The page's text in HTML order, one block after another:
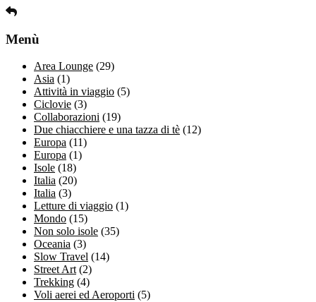
Menù
Area Lounge (29)
Asia (1)
Attività in viaggio (5)
Ciclovie (3)
Collaborazioni (19)
Due chiacchiere e una tazza di tè (12)
Europa (11)
Europa (1)
Isole (18)
Italia (20)
Italia (3)
Letture di viaggio (1)
Mondo (15)
Non solo isole (35)
Oceania (3)
Slow Travel (14)
Street Art(2)
Trekking (4)
Voli aerei ed Aeroporti (5)